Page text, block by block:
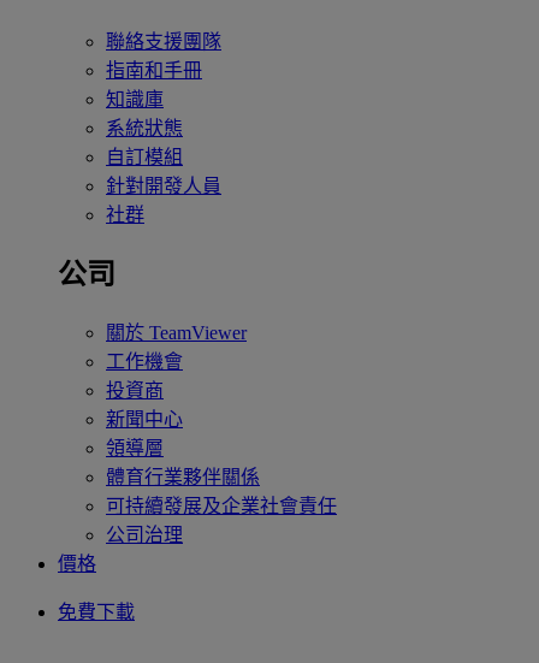
聯絡支援團隊
指南和手冊
知識庫
系統狀態
自訂模組
針對開發人員
社群
公司
關於 TeamViewer
工作機會
投資商
新聞中心
領導層
體育行業夥伴關係
可持續發展及企業社會責任
公司治理
價格
免費下載